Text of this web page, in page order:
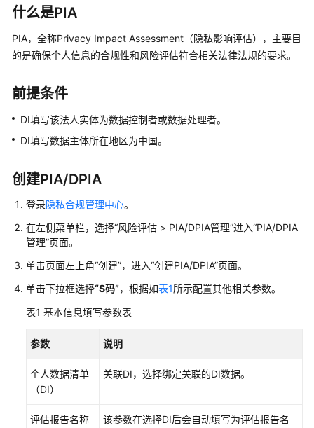
品
介
费
说
快
速
门
用
指
南
开
数
据
全
什么是PIA
PIA，全称Privacy Impact Assessment（隐私影响评估），主要目
的是确保个人信息的合规性和风险评估符合相关法律法规的要求。
前提条件
DI填写该法人实体为数据控制者或数据处理者。
DI填写数据主体所在地区为中国。
创建PIA/DPIA
登录隐私合规管理中心。
在左侧菜单栏，选择“风险评估 > PIA/DPIA管理”进入“PIA/DPIA
管理”页面。
单击页面左上角“创建”，进入“创建PIA/DPIA”页面。
单击下拉框选择“S码”，根据如表1所示配置其他相关参数。
表1 基本信息填写参数表
参数 说明
个人数据清单
（DI）
关联DI，选择绑定关联的DI数据。
评估报告名称
该参数在选择DI后会自动填写为评估报告名